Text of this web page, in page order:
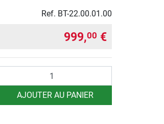
Ref. BT-22.00.01.00
999,00 €
AJOUTER AU PANIER